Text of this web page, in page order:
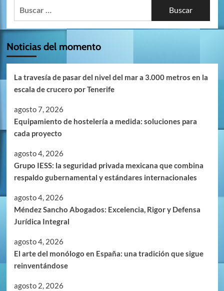
Noticias del momento
La travesía de pasar del nivel del mar a 3.000 metros en la
escala de crucero por Tenerife
agosto 7, 2026
Equipamiento de hostelería a medida: soluciones para
cada proyecto
agosto 4, 2026
Grupo IESS: la seguridad privada mexicana que combina
respaldo gubernamental y estándares internacionales
agosto 4, 2026
Méndez Sancho Abogados: Excelencia, Rigor y Defensa
Jurídica Integral
agosto 4, 2026
El arte del monólogo en España: una tradición que sigue
reinventándose
agosto 2, 2026